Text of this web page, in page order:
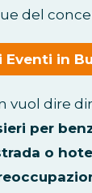
del
in
vuol dire
per
o